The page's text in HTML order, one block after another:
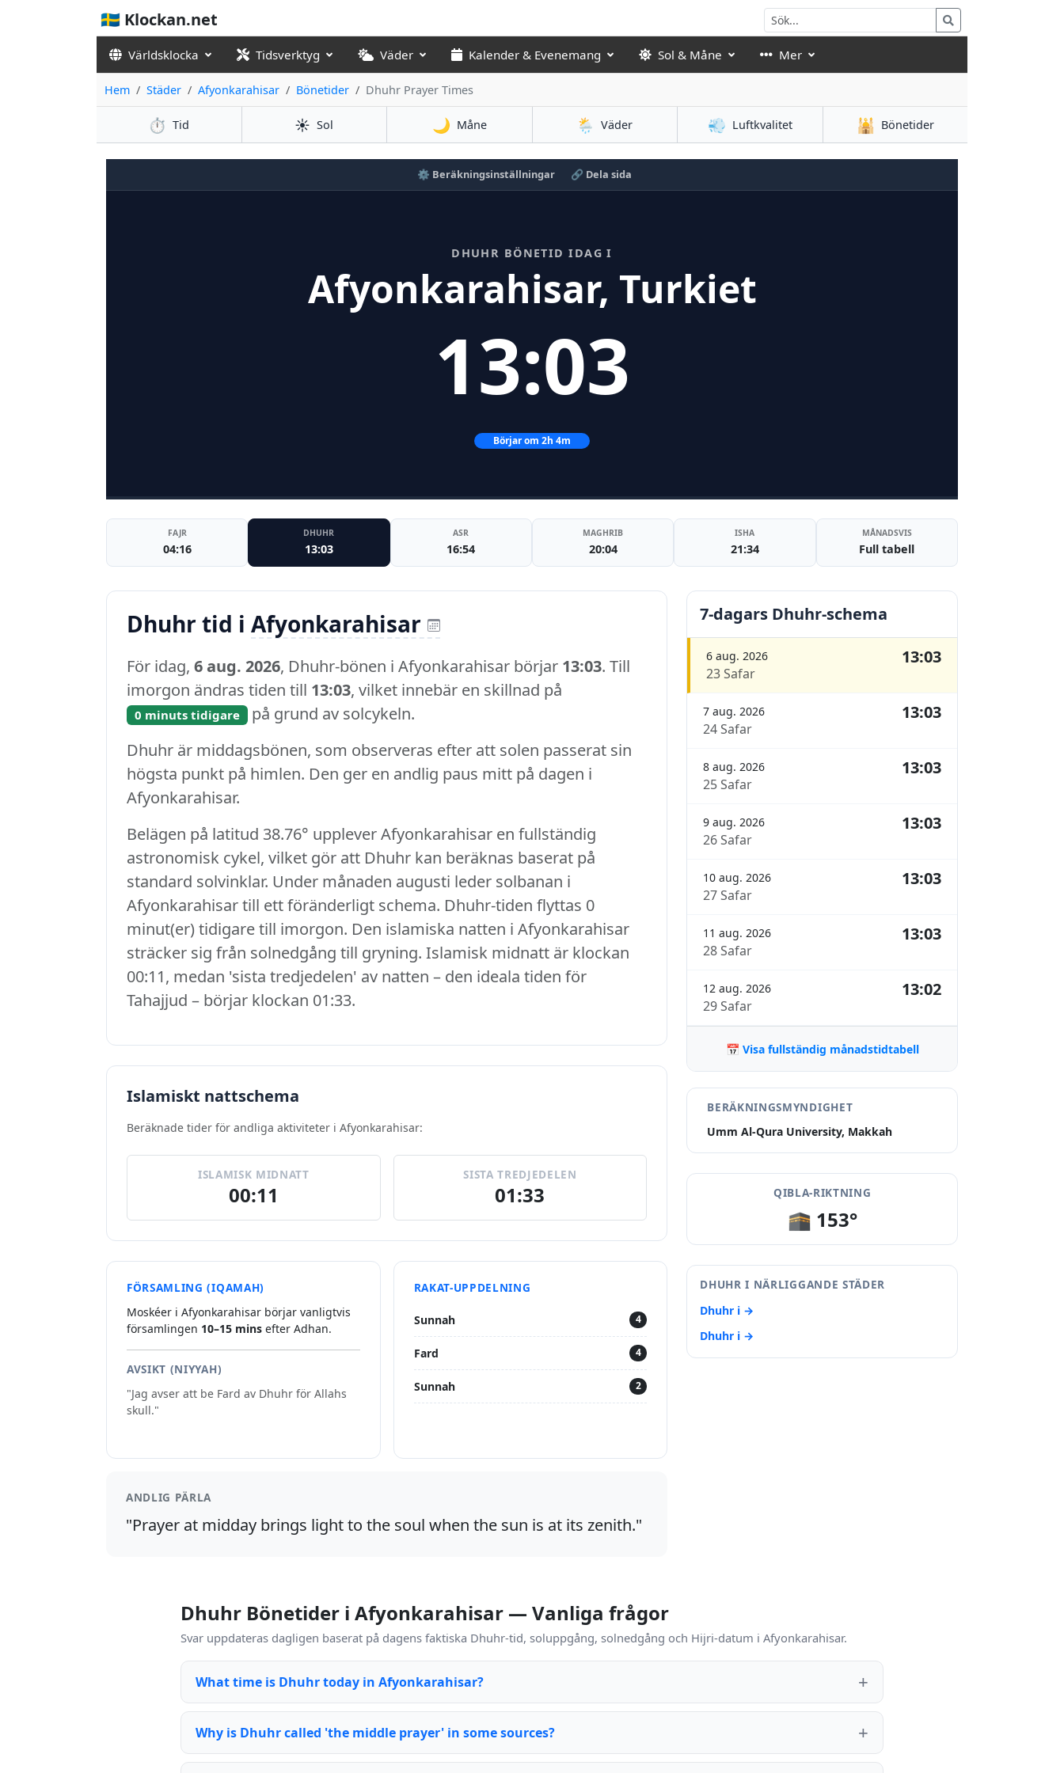
🇸🇪 Klockan.net
Världsklocka Tidsverktyg Väder Kalender & Evenemang Sol & Måne Mer
Hem Städer Afyonkarahisar Bönetider Dhuhr Prayer Times
⏱️ Tid ☀️ Sol 🌙 Måne 🌦️ Väder 💨 Luftkvalitet 🕌 Bönetider
⚙️ Beräkningsinställningar 🔗 Dela sida
DHUHR BÖNETID IDAG I
Afyonkarahisar, Turkiet
13:03
Börjar om 2h 4m
FAJR
04:16
DHUHR
13:03
ASR
16:54
MAGHRIB
20:04
ISHA
21:34
MÅNADSVIS
Full tabell
Dhuhr tid i Afyonkarahisar
För idag, 6 aug. 2026, Dhuhr-bönen i Afyonkarahisar börjar 13:03. Till
imorgon ändras tiden till 13:03, vilket innebär en skillnad på
0 minuts tidigare på grund av solcykeln.
Dhuhr är middagsbönen, som observeras efter att solen passerat sin
högsta punkt på himlen. Den ger en andlig paus mitt på dagen i
Afyonkarahisar.
Belägen på latitud 38.76° upplever Afyonkarahisar en fullständig
astronomisk cykel, vilket gör att Dhuhr kan beräknas baserat på
standard solvinklar. Under månaden augusti leder solbanan i
Afyonkarahisar till ett föränderligt schema. Dhuhr-tiden flyttas 0
minut(er) tidigare till imorgon. Den islamiska natten i Afyonkarahisar
sträcker sig från solnedgång till gryning. Islamisk midnatt är klockan
00:11, medan 'sista tredjedelen' av natten – den ideala tiden för
Tahajjud – börjar klockan 01:33.
Islamiskt nattschema
Beräknade tider för andliga aktiviteter i Afyonkarahisar:
ISLAMISK MIDNATT
00:11
SISTA TREDJEDELEN
01:33
FÖRSAMLING (IQAMAH)
Moskéer i Afyonkarahisar börjar vanligtvis
församlingen 10–15 mins efter Adhan.
AVSIKT (NIYYAH)
"Jag avser att be Fard av Dhuhr för Allahs
skull."
RAKAT-UPPDELNING
Sunnah 4
Fard 4
Sunnah 2
ANDLIG PÄRLA
"Prayer at midday brings light to the soul when the sun is at its zenith."
7-dagars Dhuhr-schema
6 aug. 2026
23 Safar
13:03
7 aug. 2026
24 Safar
13:03
8 aug. 2026
25 Safar
13:03
9 aug. 2026
26 Safar
13:03
10 aug. 2026
27 Safar
13:03
11 aug. 2026
28 Safar
13:03
12 aug. 2026
29 Safar
13:02
📅 Visa fullständig månadstidtabell
BERÄKNINGSMYNDIGHET
Umm Al-Qura University, Makkah
QIBLA-RIKTNING
🕋 153°
DHUHR I NÄRLIGGANDE STÄDER
Dhuhr i →
Dhuhr i →
Dhuhr Bönetider i Afyonkarahisar — Vanliga frågor
Svar uppdateras dagligen baserat på dagens faktiska Dhuhr-tid, soluppgång, solnedgång och Hijri-datum i Afyonkarahisar.
What time is Dhuhr today in Afyonkarahisar?
Why is Dhuhr called 'the middle prayer' in some sources?